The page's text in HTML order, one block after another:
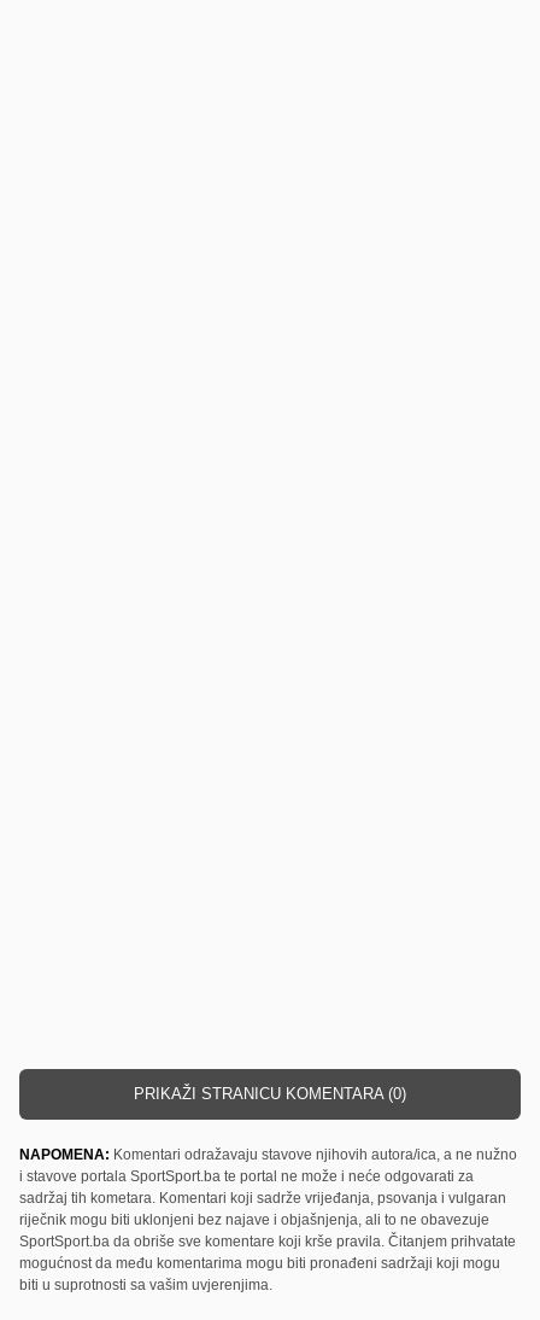
PRIKAŽI STRANICU KOMENTARA (0)
NAPOMENA: Komentari odražavaju stavove njihovih autora/ica, a ne nužno
i stavove portala SportSport.ba te portal ne može i neće odgovarati za
sadržaj tih kometara. Komentari koji sadrže vrijeđanja, psovanja i vulgaran
riječnik mogu biti uklonjeni bez najave i objašnjenja, ali to ne obavezuje
SportSport.ba da obriše sve komentare koji krše pravila. Čitanjem prihvatate
mogućnost da među komentarima mogu biti pronađeni sadržaji koji mogu
biti u suprotnosti sa vašim uvjerenjima.